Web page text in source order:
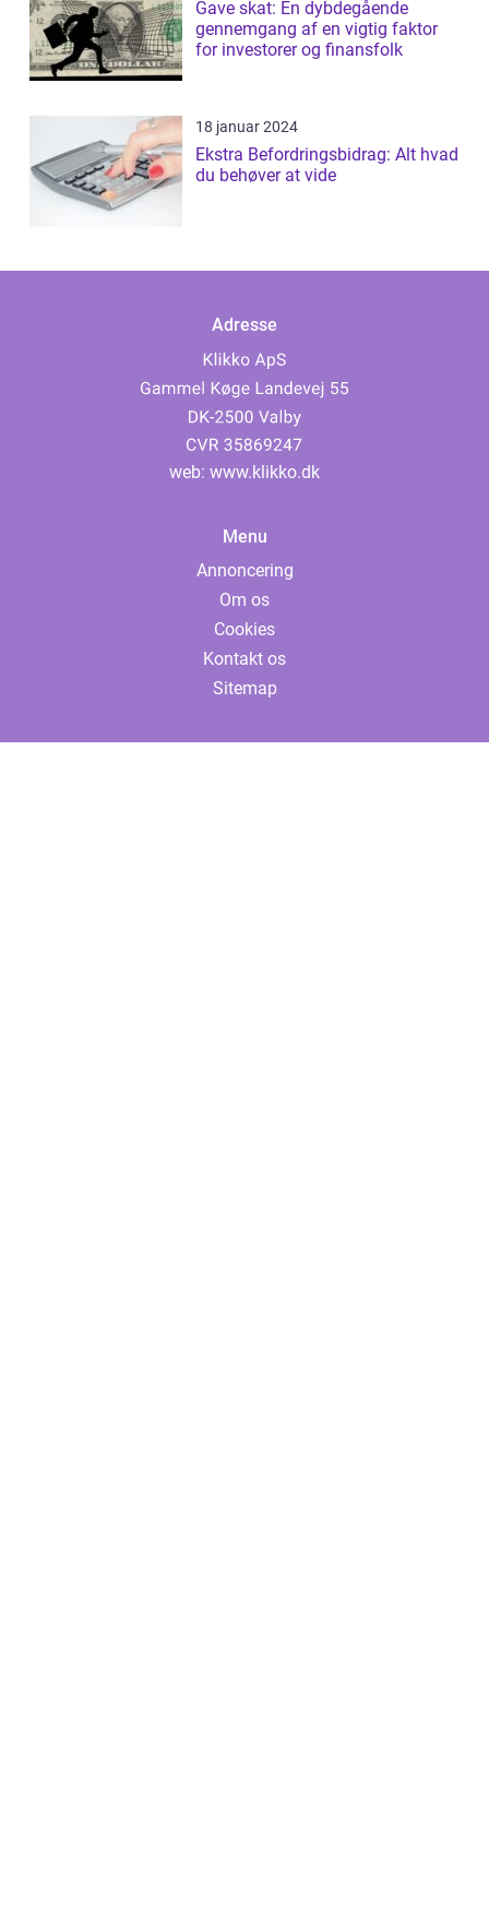
Gave skat: En dybdegående
gennemgang af en vigtig faktor
for investorer og finansfolk
18 januar 2024
Ekstra Befordringsbidrag: Alt hvad
du behøver at vide
Adresse
web: www.klikko.dk
Menu
Annoncering
Om os
Cookies
Kontakt os
Sitemap